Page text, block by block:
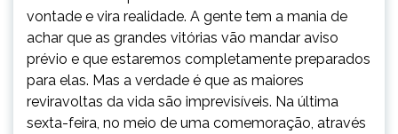
vontade e vira realidade. A gente tem a mania de
achar que as grandes vitórias vão mandar aviso
prévio e que estaremos completamente preparados
para elas. Mas a verdade é que as maiores
reviravoltas da vida são imprevisíveis. Na última
sexta-feira, no meio de uma comemoração, através